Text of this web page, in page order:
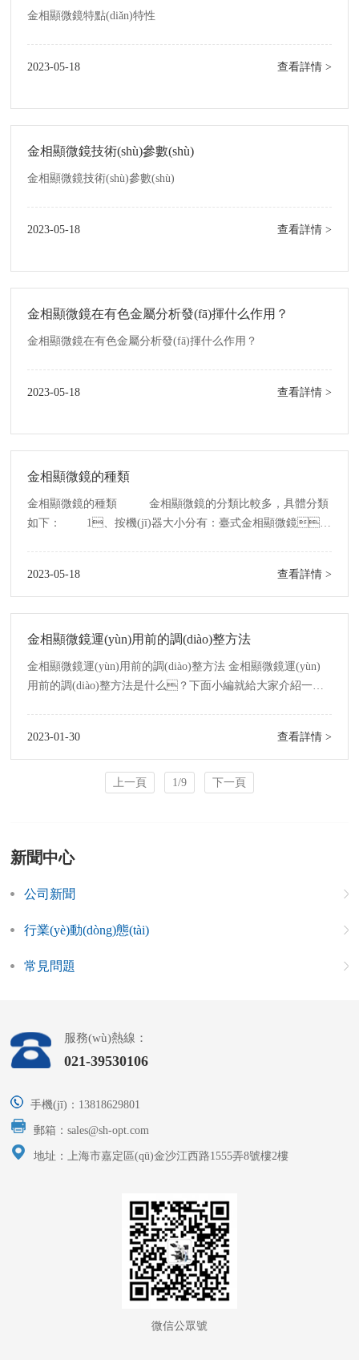
金相顯微鏡特點(diǎn)特性
查看詳情 >
2023-05-18
金相顯微鏡技術(shù)參數(shù)
金相顯微鏡技術(shù)參數(shù)
查看詳情 >
2023-05-18
金相顯微鏡在有色金屬分析發(fā)揮什么作用？
金相顯微鏡在有色金屬分析發(fā)揮什么作用？
查看詳情 >
2023-05-18
金相顯微鏡的種類
金相顯微鏡的種類 金相顯微鏡的分類比較多，具體分類
如下： 1、按機(jī)器大小分有：臺式金相顯微鏡，
2、按結(jié)構(gòu)分有：正置金相顯微鏡，倒
置金相顯微鏡。 3、按工作臺大小分有：大平
查看詳情 >
2023-05-18
金相顯微鏡運(yùn)用前的調(diào)整方法
金相顯微鏡運(yùn)用前的調(diào)整方法 金相顯微鏡運(yùn)
用前的調(diào)整方法是什么？下面小編就給大家介紹一
從目鏡中調(diào)查十字準(zhǔn)線，看清停止。3、調
(diào)焦:待測物置于載物臺上的物鏡下，先從旁邊
面調(diào)查，滾動(dòng)調(diào)焦手輪，使顯微鏡向下移
查看詳情 >
2023-01-30
上一頁 1/9 下一頁
新聞中心
公司新聞
行業(yè)動(dòng)態(tài)
常見問題
服務(wù)熱線：
021-39530106
手機(jī)：13818629801
郵箱：sales@sh-opt.com
地址：上海市嘉定區(qū)金沙江西路1555弄8號樓2樓
微信公眾號